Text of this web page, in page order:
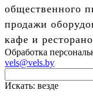
общественного
продажи
кафе и
Обработка
vels@vels.by
Искать: везде